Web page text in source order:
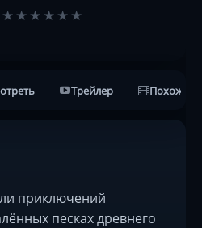
★ ★ ★ ★ ★ ★
Трейлер Похожие
приключений
песках древнего